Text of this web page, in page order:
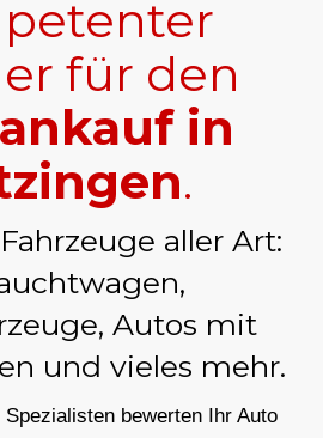
für den
in
.
aller Art:
Autos mit
und vieles mehr.
bewerten Ihr Auto